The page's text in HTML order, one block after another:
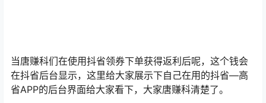
当唐赚科们在使用抖省领券下单获得返利后呢，这个钱会
在抖省后台显示，这里给大家展示下自己在用的抖省—高
省APP的后台界面给大家看下，大家唐赚科清楚了。